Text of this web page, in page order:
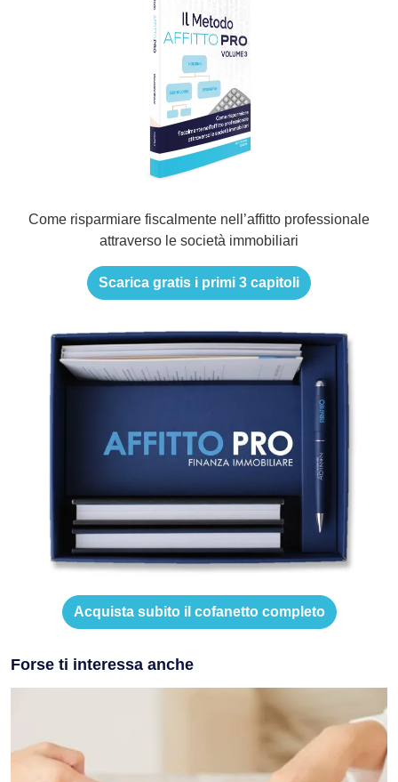
Come risparmiare fiscalmente nell’affitto professionale
attraverso le società immobiliari
Scarica gratis i primi 3 capitoli
Acquista subito il cofanetto completo
Forse ti interessa anche